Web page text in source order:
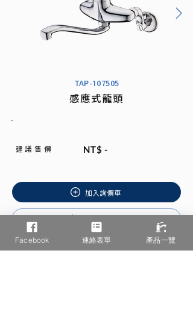
TAP-107505
感應式龍頭
-
建 議 售 價 NT$ -
加入詢價車
安裝說明書
Facebook 連絡表單 產品一覽